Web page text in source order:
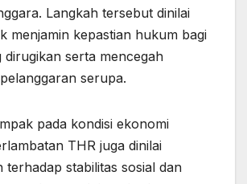
Langkah tersebut dinilai
menjamin kepastian hukum bagi
dirugikan serta mencegah
serupa.
pada kondisi ekonomi
THR juga dinilai
terhadap stabilitas sosial dan